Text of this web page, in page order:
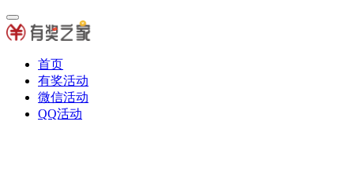
首页
有奖活动
微信活动
QQ活动